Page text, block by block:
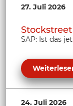
27. Juli 2026
SAP: Ist das
24. Juli 2026